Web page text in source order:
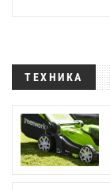
ТЕХНИКА